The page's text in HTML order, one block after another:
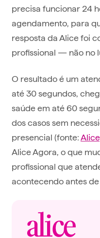
precisa funcionar 24
agendamento, para
resposta da Alice foi
profissional — não no
O resultado é um
até 30 segundos,
saúde em até 60
dos casos sem
presencial (fonte:
Alice Agora, o que
profissional que
acontecendo antes